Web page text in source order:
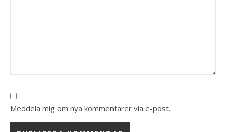
Meddela mig om nya kommentarer via e-post.